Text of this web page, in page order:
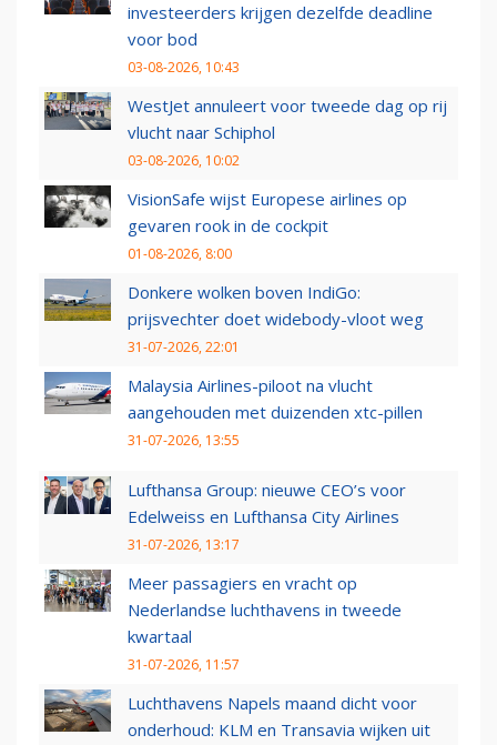
investeerders krijgen dezelfde deadline
voor bod
03-08-2026, 10:43
WestJet annuleert voor tweede dag op rij
vlucht naar Schiphol
03-08-2026, 10:02
VisionSafe wijst Europese airlines op
gevaren rook in de cockpit
01-08-2026, 8:00
Donkere wolken boven IndiGo:
prijsvechter doet widebody-vloot weg
31-07-2026, 22:01
Malaysia Airlines-piloot na vlucht
aangehouden met duizenden xtc-pillen
31-07-2026, 13:55
Lufthansa Group: nieuwe CEO’s voor
Edelweiss en Lufthansa City Airlines
31-07-2026, 13:17
Meer passagiers en vracht op
Nederlandse luchthavens in tweede
kwartaal
31-07-2026, 11:57
Luchthavens Napels maand dicht voor
onderhoud: KLM en Transavia wijken uit